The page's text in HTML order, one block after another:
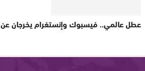
عطل عالمي.. فيسبوك وإنستغرام يخرجان